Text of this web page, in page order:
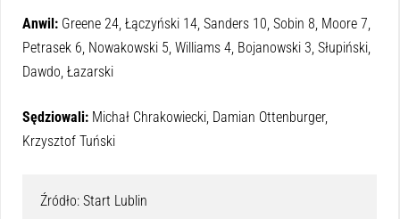
Anwil: Greene 24, Łączyński 14, Sanders 10, Sobin 8, Moore 7,
Petrasek 6, Nowakowski 5, Williams 4, Bojanowski 3, Słupiński,
Dawdo, Łazarski
Sędziowali: Michał Chrakowiecki, Damian Ottenburger,
Krzysztof Tuński
Źródło: Start Lublin